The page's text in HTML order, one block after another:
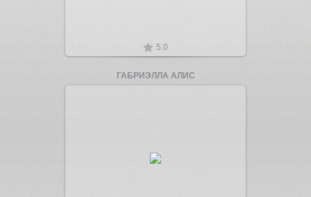
5.0
ГАБРИЭЛЛА АЛИС
Увеличить